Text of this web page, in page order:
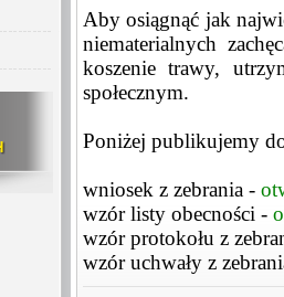
Aby osiągnąć jak
niematerialnych
koszenie trawy,
społecznym.
Poniżej publikujemy
wniosek z zebrania -
wzór listy obecności -
wzór protokołu z
wzór uchwały z